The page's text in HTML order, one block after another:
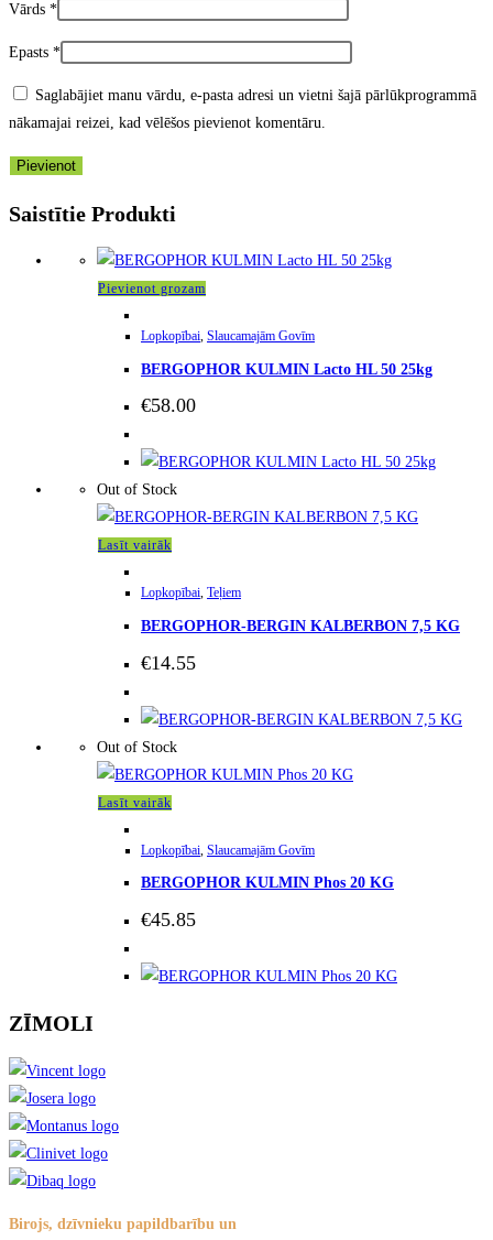
Vārds *
Epasts *
Saglabājiet manu vārdu, e-pasta adresi un vietni šajā pārlūkprogrammā
nākamajai reizei, kad vēlēšos pievienot komentāru.
Saistītie Produkti
Pievienot grozam
Lopkopībai, Slaucamajām Govīm
BERGOPHOR KULMIN Lacto HL 50 25kg
€58.00
Out of Stock
Lasīt vairāk
Lopkopībai, Teļiem
BERGOPHOR-BERGIN KALBERBON 7,5 KG
€14.55
Out of Stock
Lasīt vairāk
Lopkopībai Slaucamajām Govīm
BERGOPHOR KULMIN Phos 20 KG
€45.85
ZĪMOLI
Birojs, dzīvnieku papildbarību un